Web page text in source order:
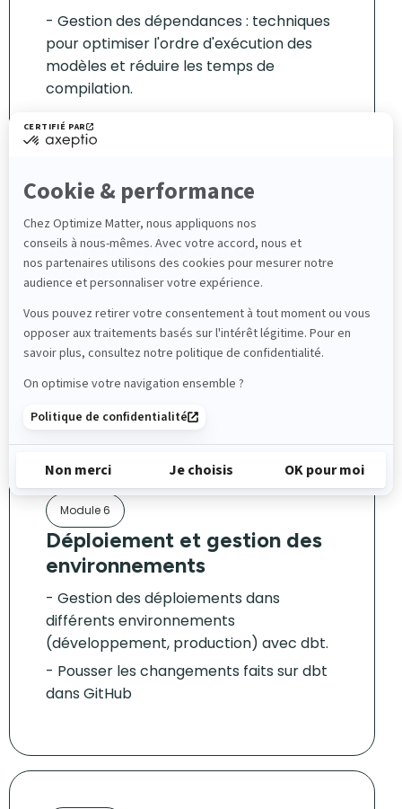
Gestion des dépendances : techniques
pour optimiser l'ordre d'exécution des
modèles et réduire les temps de
compilation.
Module 5
Tests et validation des
données
Mise en place de tests : tests de
données pour valider les modèles et
garantir leur qualité.
Exécution des premiers tests
Module 6
Déploiement et gestion des
environnements
Gestion des déploiements dans
différents environnements
(développement, production) avec dbt.
Pousser les changements faits sur dbt
dans GitHub